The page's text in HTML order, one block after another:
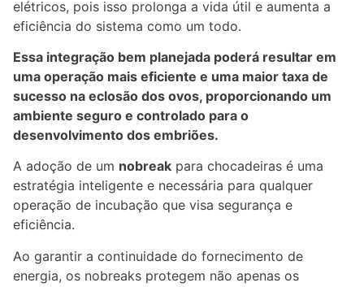
elétricos, pois isso prolonga a vida útil e aumenta a
eficiência do sistema como um todo.
Essa integração bem planejada poderá resultar em
uma operação mais eficiente e uma maior taxa de
sucesso na eclosão dos ovos, proporcionando um
ambiente seguro e controlado para o
desenvolvimento dos embriões.
A adoção de um nobreak para chocadeiras é uma
estratégia inteligente e necessária para qualquer
operação de incubação que visa segurança e
eficiência.
Ao garantir a continuidade do fornecimento de
energia, os nobreaks protegem não apenas os